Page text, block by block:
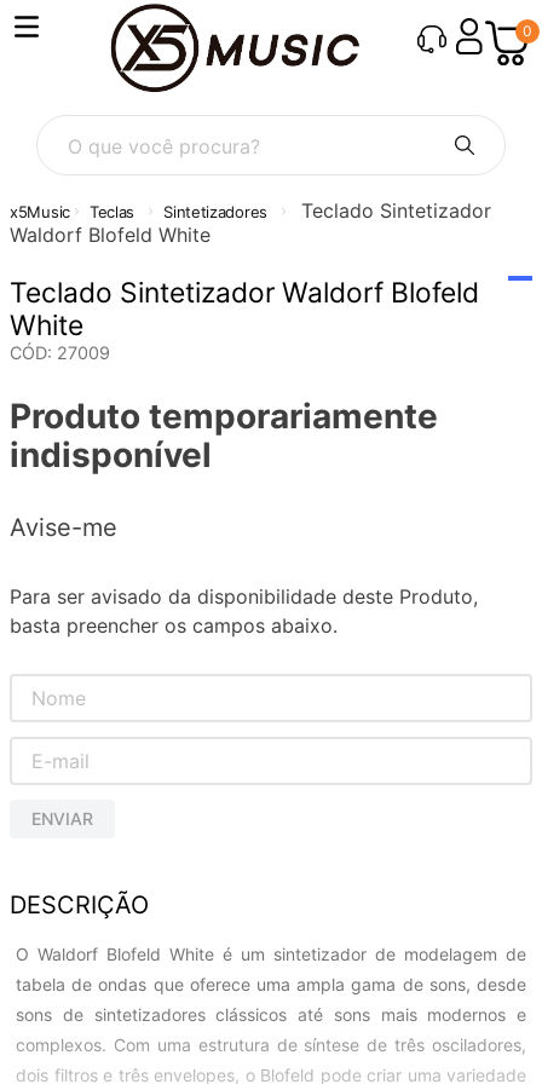
0
O que você procura?
Teclas Sintetizadores
Teclado Sintetizador
Waldorf Blofeld White
Teclado Sintetizador Waldorf Blofeld
White
CÓD: 27009
Produto temporariamente
indisponível
Avise-me
Para ser avisado da disponibilidade deste Produto,
basta preencher os campos abaixo.
ENVIAR
DESCRIÇÃO
O Waldorf Blofeld White é um sintetizador de modelagem de
tabela de ondas que oferece uma ampla gama de sons, desde
sons de sintetizadores clássicos até sons mais modernos e
complexos. Com uma estrutura de síntese de três osciladores,
dois filtros e três envelopes, o Blofeld pode criar uma variedade